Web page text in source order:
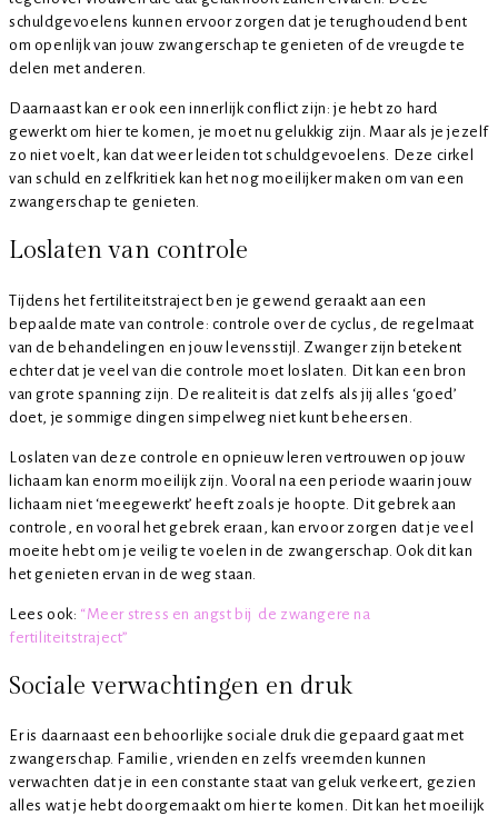
schuldgevoelens kunnen ervoor zorgen dat je terughoudend bent
om openlijk van jouw zwangerschap te genieten of de vreugde te
delen met anderen.
Daarnaast kan er ook een innerlijk conflict zijn: je hebt zo hard
gewerkt om hier te komen, je moet nu gelukkig zijn. Maar als je jezelf
zo niet voelt, kan dat weer leiden tot schuldgevoelens. Deze cirkel
van schuld en zelfkritiek kan het nog moeilijker maken om van een
zwangerschap te genieten.
Loslaten van controle
Tijdens het fertiliteitstraject ben je gewend geraakt aan een
bepaalde mate van controle: controle over de cyclus, de regelmaat
van de behandelingen en jouw levensstijl. Zwanger zijn betekent
echter dat je veel van die controle moet loslaten. Dit kan een bron
van grote spanning zijn. De realiteit is dat zelfs als jij alles ‘goed’
doet, je sommige dingen simpelweg niet kunt beheersen.
Loslaten van deze controle en opnieuw leren vertrouwen op jouw
lichaam kan enorm moeilijk zijn. Vooral na een periode waarin jouw
lichaam niet ‘meegewerkt’ heeft zoals je hoopte. Dit gebrek aan
controle, en vooral het gebrek eraan, kan ervoor zorgen dat je veel
moeite hebt om je veilig te voelen in de zwangerschap. Ook dit kan
het genieten ervan in de weg staan.
Lees ook: “Meer stress en angst bij de zwangere na
fertiliteitstraject”
Sociale verwachtingen en druk
Er is daarnaast een behoorlijke sociale druk die gepaard gaat met
zwangerschap. Familie, vrienden en zelfs vreemden kunnen
verwachten dat je in een constante staat van geluk verkeert, gezien
alles wat je hebt doorgemaakt om hier te komen. Dit kan het moeilijk